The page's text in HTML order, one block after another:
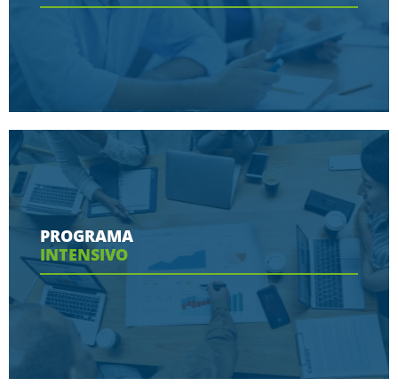
Conoce aquí las herramientas con las que
contaras en tu programa
Ver más
PROGRAMA
INTENSIVO